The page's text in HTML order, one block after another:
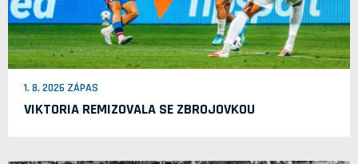
1. 8. 2026 ZÁPAS
VIKTORIA REMIZOVALA SE ZBROJOVKOU